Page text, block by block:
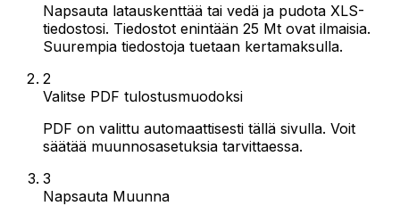
Napsauta latauskenttää tai vedä ja pudota XLS-
tiedostosi. Tiedostot enintään 25 Mt ovat ilmaisia.
Suurempia tiedostoja tuetaan kertamaksulla.
2
Valitse PDF tulostusmuodoksi
PDF on valittu automaattisesti tällä sivulla. Voit
säätää muunnosasetuksia tarvittaessa.
3
Napsauta Muunna